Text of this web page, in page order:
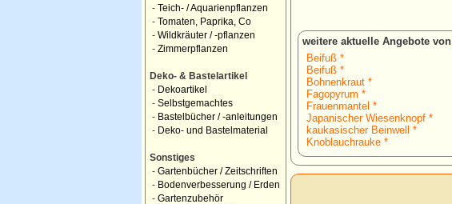
- Teich- / Aquarienpflanzen
- Tomaten, Paprika, Co
- Wildkräuter / -pflanzen
- Zimmerpflanzen
Deko- & Bastelartikel
- Dekoartikel
- Selbstgemachtes
- Bastelbücher / -anleitungen
- Deko- und Bastelmaterial
Sonstiges
- Gartenbücher / Zeitschriften
- Bodenverbesserung / Erden
- Gartenzubehör
weitere aktuelle Angebote von
Beifuß *
Beifuß *
Bohnenkraut *
Fagopyrum *
Frauenmantel *
Japanischer Wiesenknopf *
kaukasischer Beinwell *
Knoblauchrauke *